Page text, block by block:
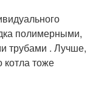
полимерными,
трубами . Лучше,
котла тоже